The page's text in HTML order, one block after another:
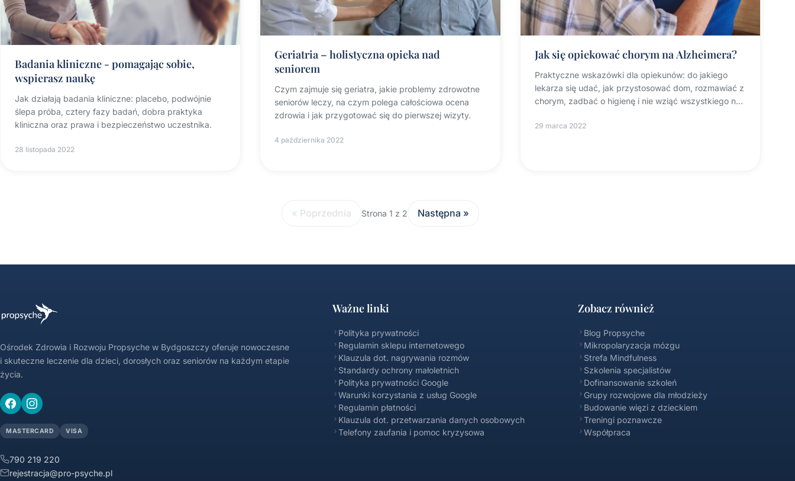
Badania kliniczne - pomagając sobie,
wspierasz naukę
Jak działają badania kliniczne: placebo, podwójnie
ślepa próba, cztery fazy badań, dobra praktyka
kliniczna oraz prawa i bezpieczeństwo uczestnika.
28 listopada 2022
Geriatria – holistyczna opieka nad
seniorem
Czym zajmuje się geriatra, jakie problemy zdrowotne
seniorów leczy, na czym polega całościowa ocena
zdrowia i jak przygotować się do pierwszej wizyty.
4 października 2022
Jak się opiekować chorym na Alzheimera?
Praktyczne wskazówki dla opiekunów: do jakiego
lekarza się udać, jak przystosować dom, rozmawiać z
chorym, zadbać o higienę i nie wziąć wszystkiego na
29 marca 2022
« Poprzednia Strona 1 z 2 Następna »
Ośrodek Zdrowia i Rozwoju Propsyche w Bydgoszczy oferuje nowoczesne
i skuteczne leczenie dla dzieci, dorosłych oraz seniorów na każdym etapie
życia.
MASTERCARD VISA
790 219 220
rejestracja@pro-psyche.pl
Ważne linki
Polityka prywatności
Regulamin sklepu internetowego
Klauzula dot. nagrywania rozmów
Standardy ochrony małoletnich
Polityka prywatności Google
Warunki korzystania z usług Google
Regulamin płatności
Klauzula dot. przetwarzania danych osobowych
Telefony zaufania i pomoc kryzysowa
Zobacz również
Blog Propsyche
Mikropolaryzacja mózgu
Strefa Mindfulness
Szkolenia specjalistów
Dofinansowanie szkoleń
Grupy rozwojowe dla młodzieży
Budowanie więzi z dzieckiem
Treningi poznawcze
Współpraca
Propsyche FAQ
Online